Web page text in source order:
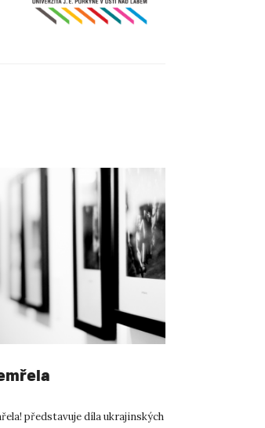
představuje díla ukrajinských